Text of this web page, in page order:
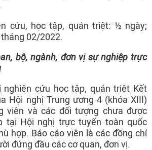
cứu, học tập, quán triệt: ½ ngày;
02/2022.
bộ, ngành, đơn vị sự nghiệp trực
nghiên cứu học tập, quán triệt Kết
Hội nghị Trung ương 4 (khóa XIII)
viên và các đối tượng chưa được
tại Hội nghị trực tuyến toàn quốc
hợp. Báo cáo viên là các đồng chí
đứng đầu các cơ quan, đơn vị.